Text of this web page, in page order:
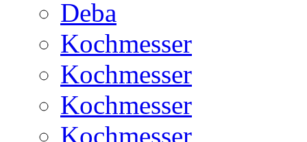
Deba
Kochmesser
Kochmesser
Kochmesser
Kochmesser